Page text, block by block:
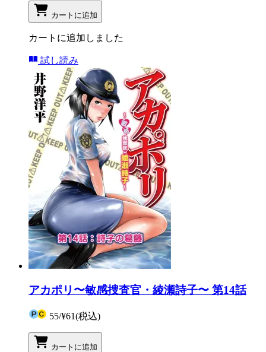
カートに追加
カートに追加しました
試し読み
アカポリ〜敏感捜査官・綾瀬詩子〜 第14話
55/¥61(税込)
カートに追加